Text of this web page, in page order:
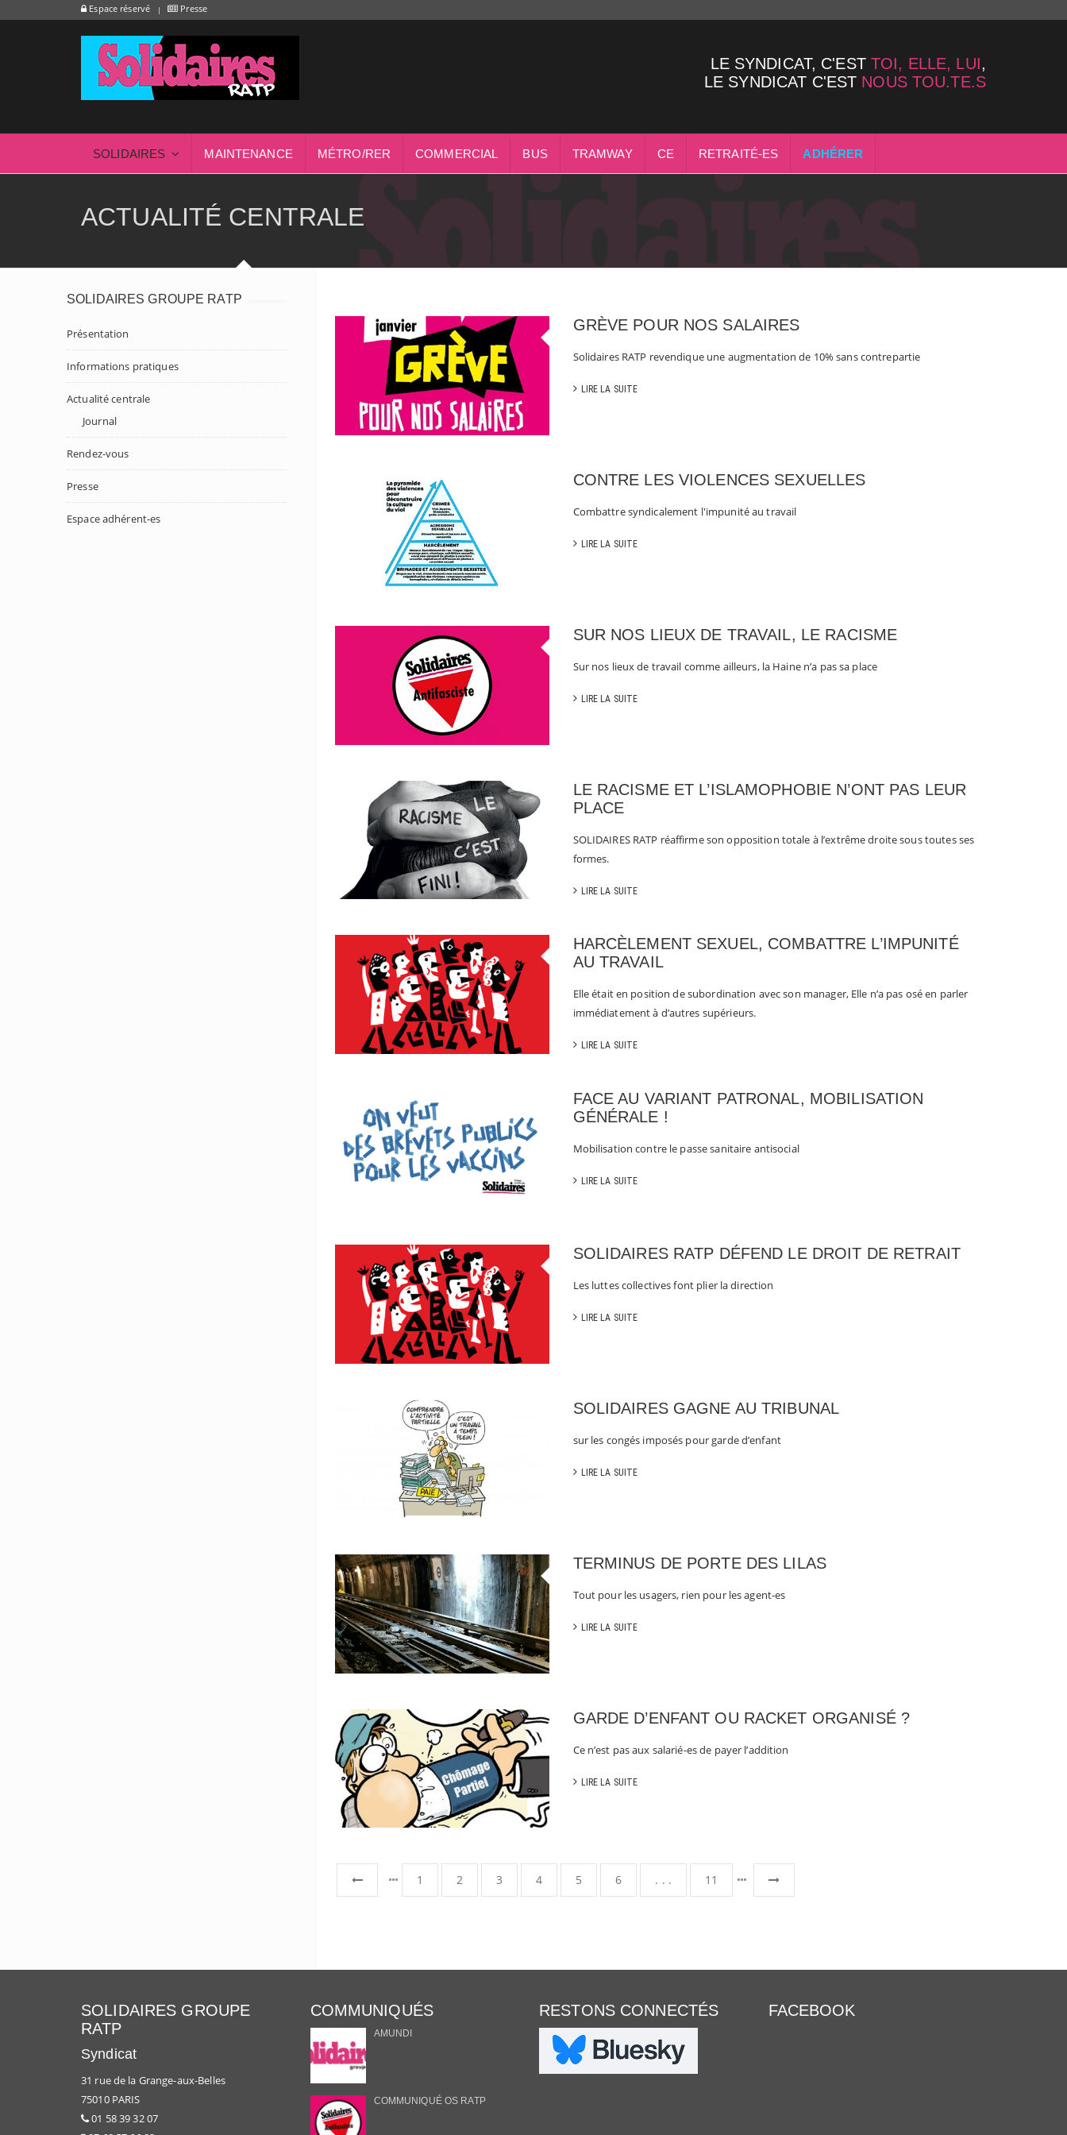
Espace réservé Presse
LE SYNDICAT, C'ESTTOI, ELLE, LUI,
LE SYNDICAT C'EST NOUS TOU.TE.S
SOLIDAIRES MAINTENANCE MÉTRO/RER COMMERCIAL BUS TRAMWAY CE RETRAITÉ-ES ADHÉRER
ACTUALITÉ CENTRALE
SOLIDAIRES GROUPE RATP
Présentation
Informations pratiques
Actualité centrale
Journal
Rendez-vous
Presse
Espace adhérent-es
GRÈVE POUR NOS SALAIRES
Solidaires RATP revendique une augmentation de 10% sans contrepartie
LIRE LA SUITE
CONTRE LES VIOLENCES SEXUELLES
Combattre syndicalement l'impunité au travail
LIRE LA SUITE
SUR NOS LIEUX DE TRAVAIL, LE RACISME
Sur nos lieux de travail comme ailleurs, la Haine n’a pas sa place
LIRE LA SUITE
LE RACISME ET L’ISLAMOPHOBIE N’ONT PAS LEUR
PLACE
SOLIDAIRES RATP réaffirme son opposition totale à l’extrême droite sous toutes ses
formes.
LIRE LA SUITE
HARCÈLEMENT SEXUEL, COMBATTRE L’IMPUNITÉ
AU TRAVAIL
Elle était en position de subordination avec son manager, Elle n’a pas osé en parler
immédiatement à d’autres supérieurs.
LIRE LA SUITE
FACE AU VARIANT PATRONAL, MOBILISATION
GÉNÉRALE !
Mobilisation contre le passe sanitaire antisocial
LIRE LA SUITE
SOLIDAIRES RATP DÉFEND LE DROIT DE RETRAIT
Les luttes collectives font plier la direction
LIRE LA SUITE
SOLIDAIRES GAGNE AU TRIBUNAL
sur les congés imposés pour garde d’enfant
LIRE LA SUITE
TERMINUS DE PORTE DES LILAS
Tout pour les usagers, rien pour les agent-es
LIRE LA SUITE
GARDE D’ENFANT OU RACKET ORGANISÉ ?
Ce n’est pas aux salarié-es de payer l’addition
LIRE LA SUITE
1 2 3 4 5 6 . . . 11
SOLIDAIRES GROUPE
RATP
Syndicat
31 rue de la Grange-aux-Belles
75010 PARIS
01 58 39 32 07
COMMUNIQUÉS
AMUNDI
COMMUNIQUÉ OS RATP
RESTONS CONNECTÉS FACEBOOK